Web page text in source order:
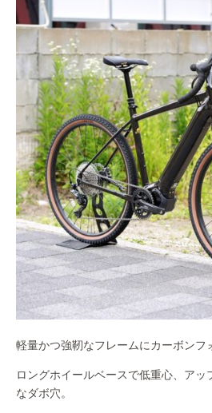
軽量かつ強靭なフレームにカーボンフ
ロングホイールベースで低重心、アッ
なダボ穴。